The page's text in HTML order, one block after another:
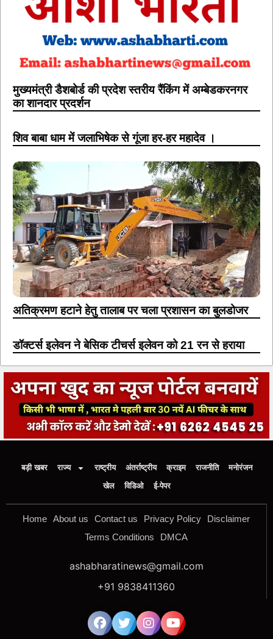
मुख्यमंत्री डैशबोर्ड की प्रदेश स्तरीय रैंकिंग में अम्बेडकरनगर
का शानदार प्रदर्शन
शिव बाबा धाम में जलाभिषेक से गूंजा हर-हर महादेव ।
अतिक्रमण हटाने हेतु तालाब पर चला प्रशासन का बुलडोजर
डॉक्टर्स इलेवन ने बेसिक टीचर्स इलेवन को 21 रन से हराया
बड़ी खबर राज्य राष्ट्रीय अंतर्राष्ट्रीय क्राइम राजनीति
मनोरंजन
खेल
विडिओ ई-पेपर
Home About us Contact us Privacy Policy
Disclaimer
Terms Conditions
DMCA
ashabharatinews@gmail.com
+91 9838411360